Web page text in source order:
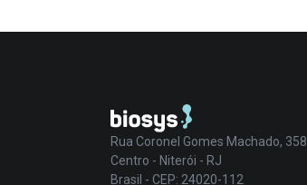
Rua Coronel Gomes Machado, 358
Centro - Niterói - RJ
Brasil - CEP: 24020-112